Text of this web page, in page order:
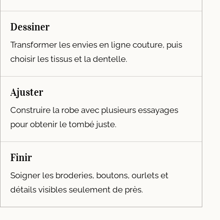
Dessiner
Transformer les envies en ligne couture, puis
choisir les tissus et la dentelle.
Ajuster
Construire la robe avec plusieurs essayages
pour obtenir le tombé juste.
Finir
Soigner les broderies, boutons, ourlets et
détails visibles seulement de près.